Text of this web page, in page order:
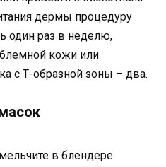
дермы процедуру
один раз в неделю,
кожи или
с Т-образной зоны – два.
в блендере